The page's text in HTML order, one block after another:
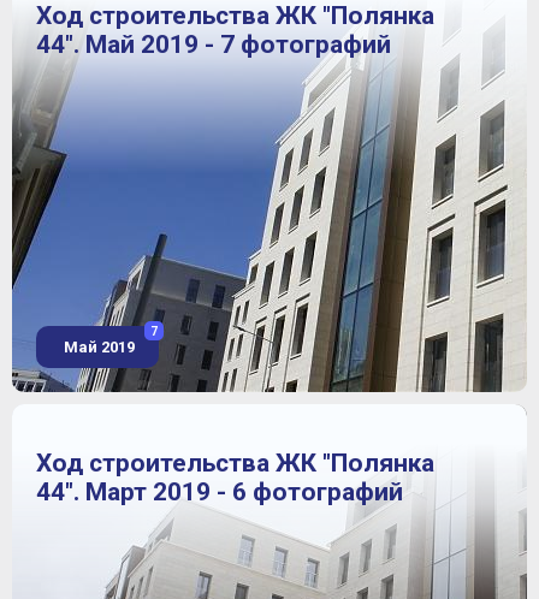
Ход строительства ЖК "Полянка
44". Май 2019 - 7 фотографий
Май 2019
7
Ход строительства ЖК "Полянка
44". Март 2019 - 6 фотографий